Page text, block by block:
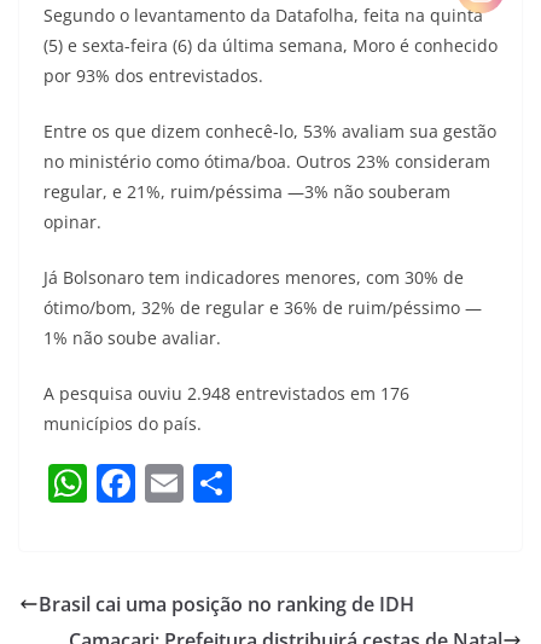
Segundo o levantamento da Datafolha, feita na quinta
(5) e sexta-feira (6) da última semana, Moro é conhecido
por 93% dos entrevistados.
Entre os que dizem conhecê-lo, 53% avaliam sua gestão
no ministério como ótima/boa. Outros 23% consideram
regular, e 21%, ruim/péssima —3% não souberam
opinar.
Já Bolsonaro tem indicadores menores, com 30% de
ótimo/bom, 32% de regular e 36% de ruim/péssimo —
1% não soube avaliar.
A pesquisa ouviu 2.948 entrevistados em 176
municípios do país.
W
s
F
e
E
l e
Brasil cai uma posição no ranking de IDH